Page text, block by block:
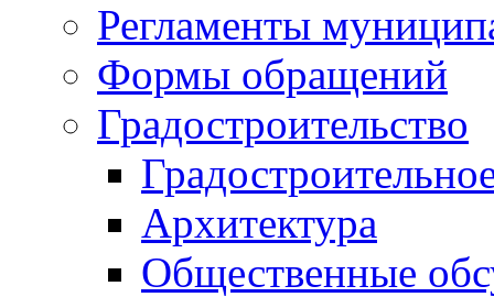
Регламенты
Формы обращений
Градостроительство
Архитектура
Общественные